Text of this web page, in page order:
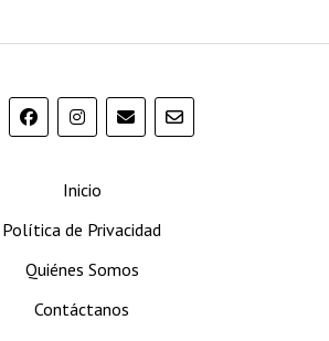
Inicio
Política de Privacidad
Quiénes Somos
Contáctanos